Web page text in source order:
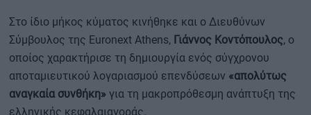
Στο ίδιο μήκος κύματος κινήθηκε και ο Διευθύνων
Σύμβουλος της Euronext Athens, Γιάννος Κοντόπουλος, ο
οποίος χαρακτήρισε τη δημιουργία ενός σύγχρονου
αποταμιευτικού λογαριασμού επενδύσεων «απολύτως
αναγκαία συνθήκη» για τη μακροπρόθεσμη ανάπτυξη της
ελληνικής κεφαλαιαγοράς.